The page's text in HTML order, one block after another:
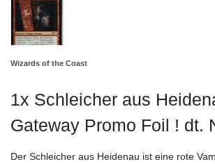
Wizards of the Coast
1x Schleicher aus
Gateway Promo Foil ! dt.
Der Schleicher aus Heidenau ist eine rote